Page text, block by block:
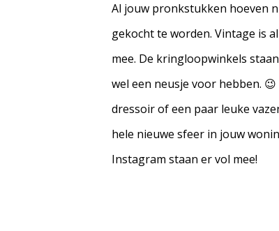
Al jouw pronkstukken hoeven
gekocht te worden. Vintage is
mee. De kringloopwinkels
wel een neusje voor hebben.
dressoir of een paar leuke
hele nieuwe sfeer in jouw
Instagram staan er vol mee!